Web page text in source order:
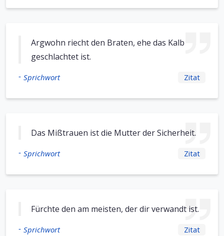
Argwohn riecht den Braten, ehe das Kalb
geschlachtet ist.
- Sprichwort Zitat
Das Mißtrauen ist die Mutter der Sicherheit.
- Sprichwort Zitat
Fürchte den am meisten, der dir verwandt ist.
- Sprichwort Zitat